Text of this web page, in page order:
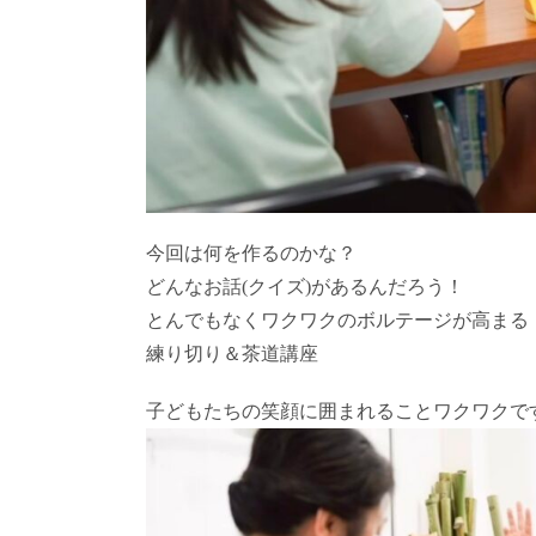
今回は何を作るのかな？
どんなお話(クイズ)があるんだろう！
とんでもなくワクワクのボルテージが高まる
練り切り＆茶道講座
子どもたちの笑顔に囲まれることワクワクで